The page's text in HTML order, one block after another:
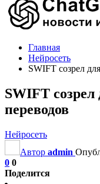
Главная
Нейросеть
SWIFT созрел
SWIFT
переводов
Нейросеть
Автор admin
0 0
Поделится